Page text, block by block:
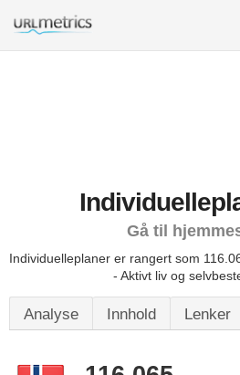
Gå til
Individuelleplaner er rangert som
- Aktivt liv og
Analyse Innhold Lenker